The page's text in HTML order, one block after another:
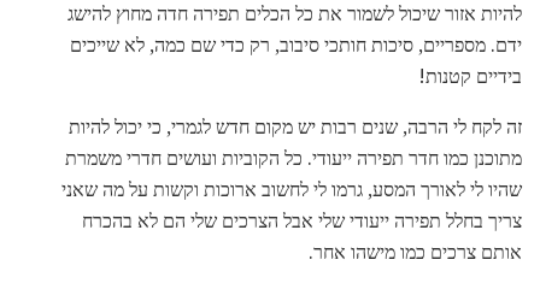
להיות אזור שיכול לשמור את כל הכלים תפירה חדה מחוץ להישג
ידם. מספריים, סיכות חותכי סיבוב, רק כדי שם כמה, לא שייכים
בידיים קטנות!
זה לקח לי הרבה, שנים רבות יש מקום חדש לגמרי, כי יכול להיות
מתוכנן כמו חדר תפירה ייעודי. כל הקוביות ועושים חדרי משמרת
שהיו לי לאורך המסע, גרמו לי לחשוב ארוכות וקשות על מה שאני
צריך בחלל תפירה ייעודי שלי אבל הצרכים שלי הם לא בהכרח
אותם צרכים כמו מישהו אחר.